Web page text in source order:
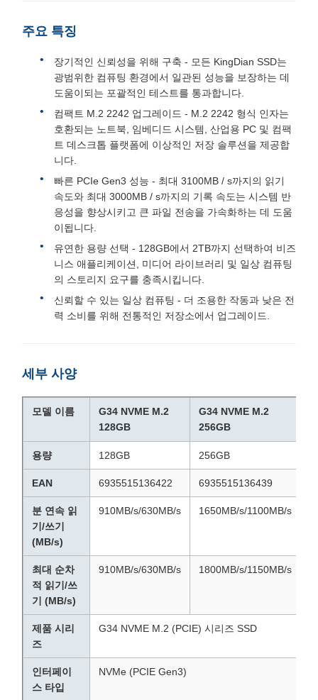
주요 특징
장기적인 신뢰성을 위해 구축 - 모든 KingDian SSD는
광범위한 컴퓨팅 환경에서 일관된 성능을 보장하는 데
도움이되는 포괄적인 테스트를 통과합니다.
컴팩트 M.2 2242 업그레이드 - M.2 2242 형식 인자는
호환되는 노트북, 임베디드 시스템, 산업용 PC 및 컴팩
트 데스크톱 플랫폼에 이상적인 저장 솔루션을 제공합
니다.
빠른 PCIe Gen3 성능 - 최대 3100MB / s까지의 읽기
속도와 최대 3000MB / s까지의 기록 속도는 시스템 반
응성을 향상시키고 큰 파일 전송을 가속화하는 데 도움
이됩니다.
유연한 용량 선택 - 128GB에서 2TB까지 선택하여 비즈
니스 애플리케이션, 미디어 라이브러리 및 일상 컴퓨팅
의 스토리지 요구를 충족시킵니다.
신뢰할 수 있는 일상 컴퓨팅 - 더 조용한 작동과 낮은 전
력 소비를 위해 전통적인 저장소에서 업그레이드.
세부 사양
모델 이름
G34 NVME M.2
128GB
G34 NVME M.2
256GB
용량 128GB 256GB
EAN 6935515136422 6935515136439
분 연속 읽
기/쓰기
(MB/s)
910MB/s/630MB/s 1650MB/s/1100MB/s
최대 순차
적 읽기/쓰
기 (MB/s)
910MB/s/630MB/s 1800MB/s/1150MB/s
제품 시리
즈
G34 NVME M.2 (PCIE) 시리즈 SSD
인터페이
스 타입
NVMe (PCIE Gen3)